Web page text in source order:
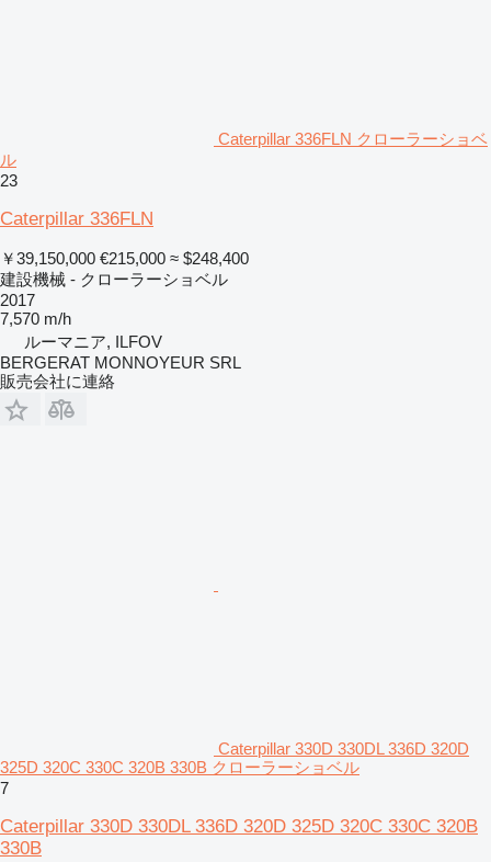
Caterpillar 336FLN クローラーショベ
ル
23
Caterpillar 336FLN
￥39,150,000 €215,000 ≈ $248,400
建設機械 - クローラーショベル
2017
7,570 m/h
ルーマニア, ILFOV
BERGERAT MONNOYEUR SRL
販売会社に連絡
Caterpillar 330D 330DL 336D 320D
325D 320C 330C 320B 330B クローラーショベル
7
Caterpillar 330D 330DL 336D 320D 325D 320C 330C 320B
330B